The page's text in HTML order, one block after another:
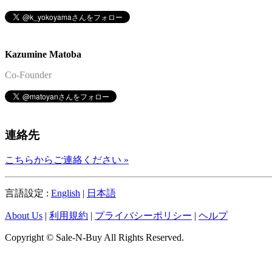
Kazumine Matoba
Co-Founder
連絡先
こちらからご連絡ください »
言語設定 : English 日本語
About Us 利用規約 プライバシーポリシー ヘルプ
Copyright © Sale-N-Buy All Rights Reserved.